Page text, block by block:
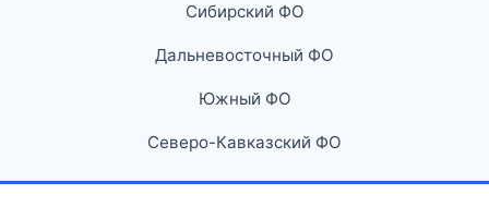
Сибирский ФО
Дальневосточный ФО
Южный ФО
Северо-Кавказский ФО